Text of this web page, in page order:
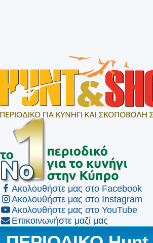
Ακολουθήστε μας στο Facebook
Ακολουθήστε μας στο Instagram
Ακολουθήστε μας στο YouTube
Επικοινωνήστε μαζί μας